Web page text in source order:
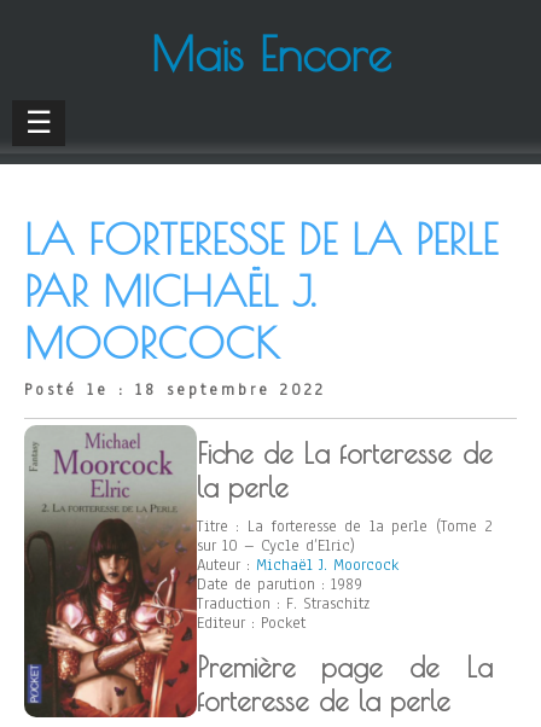
Mais Encore
☰
LA FORTERESSE DE LA PERLE
PAR MICHAËL J.
MOORCOCK
Posté le : 18 septembre 2022
Fiche de La forteresse de
la perle
Titre : La forteresse de la perle (Tome 2
sur 10 – Cycle d’Elric)
Auteur : Michaël J. Moorcock
Date de parution : 1989
Traduction : F. Straschitz
Editeur : Pocket
Première page de La
forteresse de la perle